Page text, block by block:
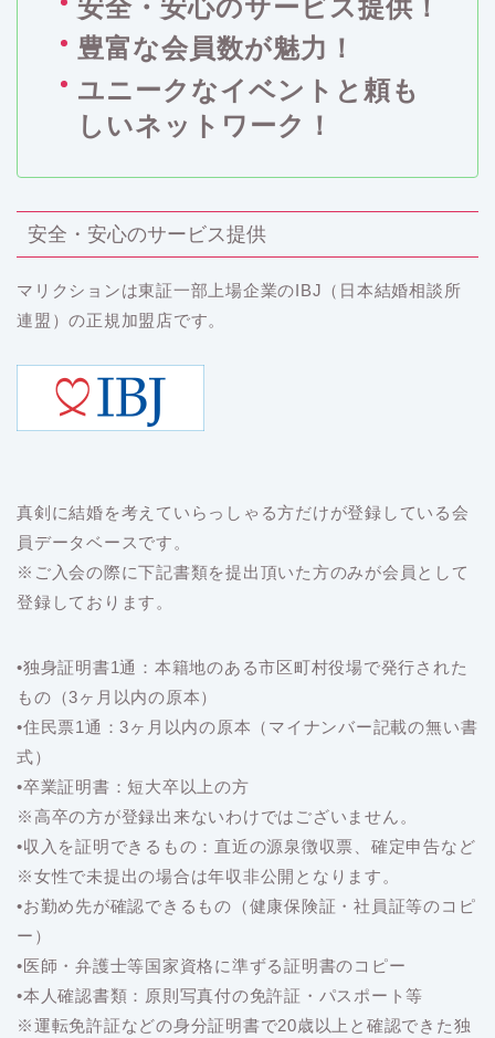
安全・安心のサービス提供！
豊富な会員数が魅力！
ユニークなイベントと頼も
しいネットワーク！
安全・安心のサービス提供
マリクションは東証一部上場企業のIBJ（日本結婚相談所
連盟）の正規加盟店です。
真剣に結婚を考えていらっしゃる方だけが登録している会
員データベースです。
※ご入会の際に下記書類を提出頂いた方のみが会員として
登録しております。
•独身証明書1通：本籍地のある市区町村役場で発行された
もの（3ヶ月以内の原本）
•住民票1通：3ヶ月以内の原本（マイナンバー記載の無い書
式）
•卒業証明書：短大卒以上の方
※高卒の方が登録出来ないわけではございません。
•収入を証明できるもの：直近の源泉徴収票、確定申告など
※女性で未提出の場合は年収非公開となります。
•お勤め先が確認できるもの（健康保険証・社員証等のコピ
ー）
•医師・弁護士等国家資格に準ずる証明書のコピー
•本人確認書類：原則写真付の免許証・パスポート等
※運転免許証などの身分証明書で20歳以上と確認できた独